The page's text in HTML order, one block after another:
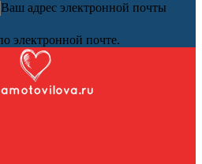
Ваш адрес электронной почты
электронной почте.